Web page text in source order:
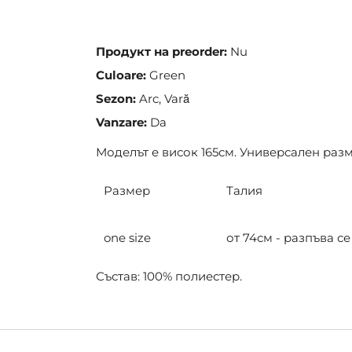
Продукт на preorder: Nu
Culoare: Green
Sezon: Arc, Vară
Vanzare: Da
Моделът е висок 165см. Универсален
Размер Талия
one size от 74см - разпъва
Състав: 100% полиестер.